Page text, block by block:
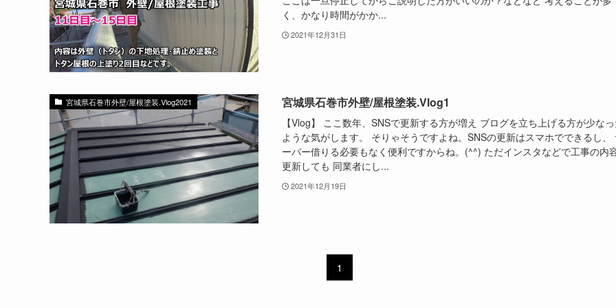
く、かなり時間がかか...
2021年12月31日
宮城県石巻市外壁/屋根塗装.Vlog2021 宮城県石巻市外壁/屋根塗装.Vlog1
【Vlog】 ここ数年、SNSで更新する方が増え ブログを立ち上げる方が少なっ
ような気がします。 そりゃそうですよね。SNSの更新はスマホでできるし、
ーバー借りる必要もなく便利ですからね。(^^) ただインスタなどで工事の内
更新しても 同業者にし...
2021年12月19日
1